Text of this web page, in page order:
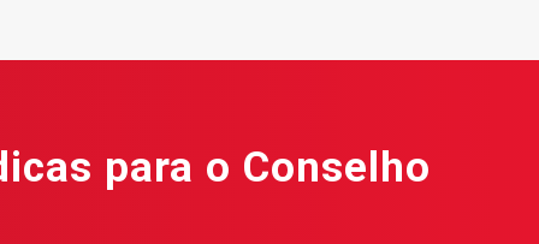
para o Conselho